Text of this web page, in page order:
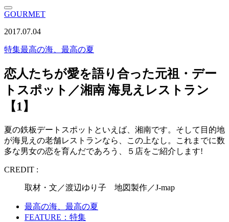
GOURMET
2017.07.04
特集最高の海、最高の夏
恋人たちが愛を語り合った元祖・デー
トスポット／湘南 海見えレストラン
【1】
夏の鉄板デートスポットといえば、湘南です。そして目的地
が海見えの老舗レストランなら、この上なし。これまでに数
多な男女の恋を育んだであろう、５店をご紹介します!
CREDIT :
取材・文／渡辺ゆり子 地図製作／J-map
最高の海、最高の夏
FEATURE：特集